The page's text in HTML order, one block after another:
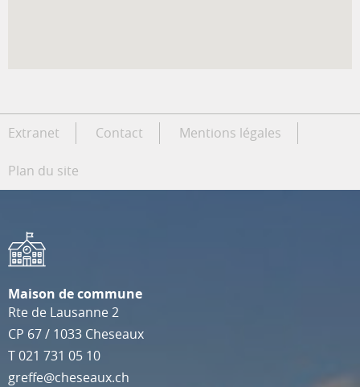
Extranet Contact Mentions légales
Plan du site
Maison de commune
Rte de Lausanne 2
CP 67/ 1033 Cheseaux
T021 731 05 10
greffe@cheseaux.ch